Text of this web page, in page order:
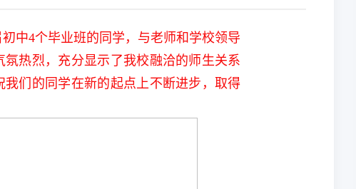
中4个毕业班的同学，与老师和学校领导
热烈，充分显示了我校融洽的师生关系
们的同学在新的起点上不断进步，取得